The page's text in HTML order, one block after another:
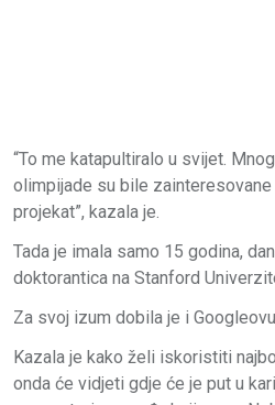
“To me katapultiralo u svijet.
olimpijade su bile zainteresovane
projekat”, kazala je.
Tada je imala samo 15 godina,
doktorantica na Stanford
Za svoj izum dobila je i
Kazala je kako želi iskoristiti
onda će vidjeti gdje će je put u